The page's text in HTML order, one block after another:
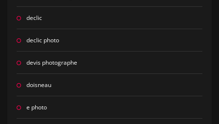
declic
declic photo
devis photographe
doisneau
e photo